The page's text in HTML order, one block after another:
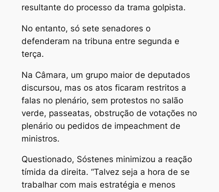
resultante do processo da trama golpista.
No entanto, só sete senadores o
defenderam na tribuna entre segunda e
terça.
Na Câmara, um grupo maior de deputados
discursou, mas os atos ficaram restritos a
falas no plenário, sem protestos no salão
verde, passeatas, obstrução de votações no
plenário ou pedidos de impeachment de
ministros.
Questionado, Sóstenes minimizou a reação
tímida da direita. “Talvez seja a hora de se
trabalhar com mais estratégia e menos